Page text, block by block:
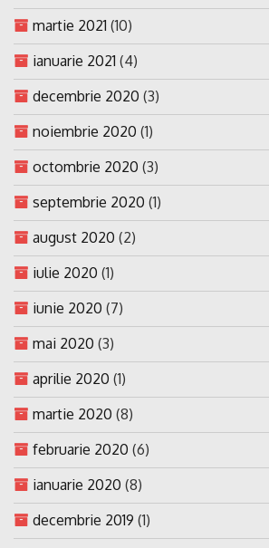
martie 2021 (10)
ianuarie 2021 (4)
decembrie 2020 (3)
noiembrie 2020 (1)
octombrie 2020 (3)
septembrie 2020 (1)
august 2020 (2)
iulie 2020 (1)
iunie 2020 (7)
mai 2020 (3)
aprilie 2020 (1)
martie 2020 (8)
februarie 2020 (6)
ianuarie 2020 (8)
decembrie 2019 (1)